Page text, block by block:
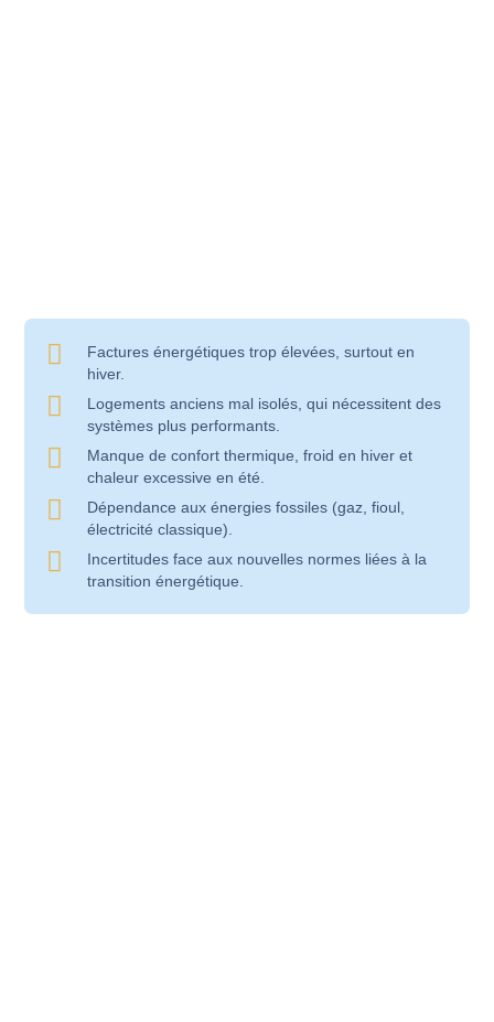
Factures énergétiques trop élevées, surtout en
hiver.
Logements anciens mal isolés, qui nécessitent des
systèmes plus performants.
Manque de confort thermique, froid en hiver et
chaleur excessive en été.
Dépendance aux énergies fossiles (gaz, fioul,
électricité classique).
Incertitudes face aux nouvelles normes liées à la
transition énergétique.